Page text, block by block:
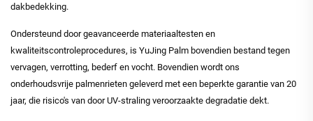
dakbedekking.
Ondersteund door geavanceerde materiaaltesten en
kwaliteitscontroleprocedures, is YuJing Palm bovendien bestand tegen
vervagen, verrotting, bederf en vocht. Bovendien wordt ons
onderhoudsvrije palmenrieten geleverd met een beperkte garantie van 20
jaar, die risico's van door UV-straling veroorzaakte degradatie dekt.